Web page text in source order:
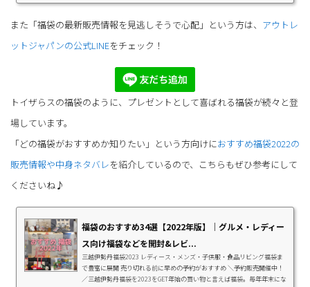
お子さんやお孫さんへのプレゼントにピッタリなので、ぜひ参考にしてく
ックブリック」「レゴストア楽天市場店」では、2021年12月27日（月）
また「福袋の最新販売情報を見逃しそうで心配」という方は、 アウトレ
ットジャパンの公式LINEをチェック！
トイザらスの福袋のように、プレゼントとして喜ばれる福袋が続々と登
場しています。
「どの福袋がおすすめか知りたい」という方向けにおすすめ福袋2022の
販売情報や中身ネタバレを紹介しているので、こちらもぜひ参考にして
くださいね♪
福袋のおすすめ34選【2022年版】｜グルメ・レディー
ス向け福袋などを開封&レビ...
三越伊勢丹福袋2023 レディース・メンズ・子供服・食品リビング福袋ま
で豊富に展開 売り切れる前に早めの予約がおすすめ ＼予約販売開催中！
／三越伊勢丹福袋を2023をGET年始の買い物と言えば福袋。毎年年末にな